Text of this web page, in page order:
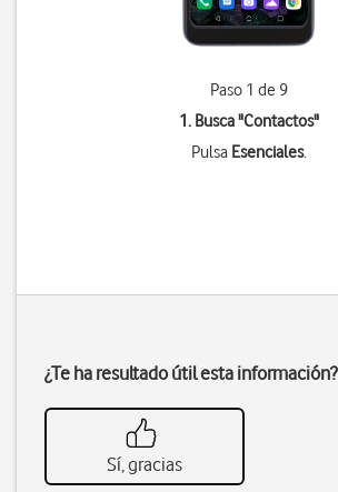
Paso 1 de 9
1. Busca "Contactos"
Pulsa Esenciales.
¿Te ha resultado útil esta información?
Sí, gracias